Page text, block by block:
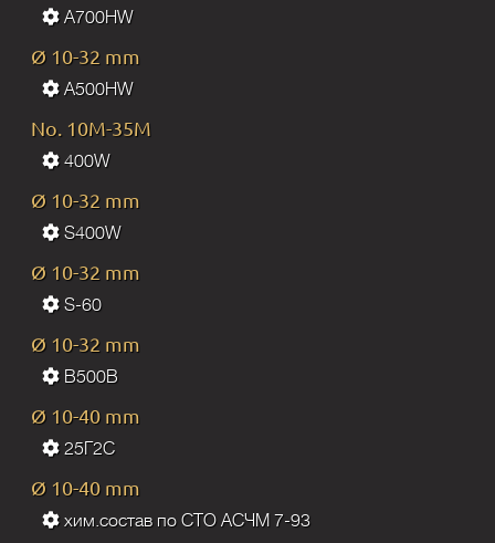
A700HW
Ø 10-32 mm
A500HW
No. 10M-35M
400W
Ø 10-32 mm
S400W
Ø 10-32 mm
S-60
Ø 10-32 mm
B500B
Ø 10-40 mm
25Г2С
Ø 10-40 mm
хим.состав по СТО АСЧМ 7-93